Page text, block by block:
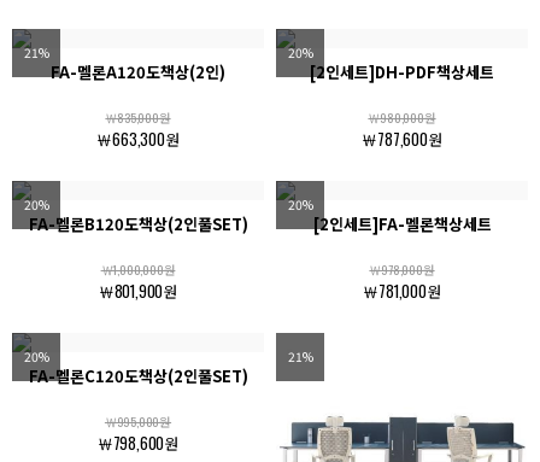
21%
FA-멜론A120도책상(2인)
￦835,000원
￦663,300원
20%
[2인세트]DH-PDF책상세트
￦980,000원
￦787,600원
20%
FA-멜론B120도책상(2인풀SET)
￦1,000,000원
￦801,900원
20%
[2인세트]FA-멜론책상세트
￦978,000원
￦781,000원
20%
FA-멜론C120도책상(2인풀SET)
￦995,000원
￦798,600원
21%